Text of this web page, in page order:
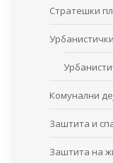
Стратешки
Комунални
Заштита и
Заштита на